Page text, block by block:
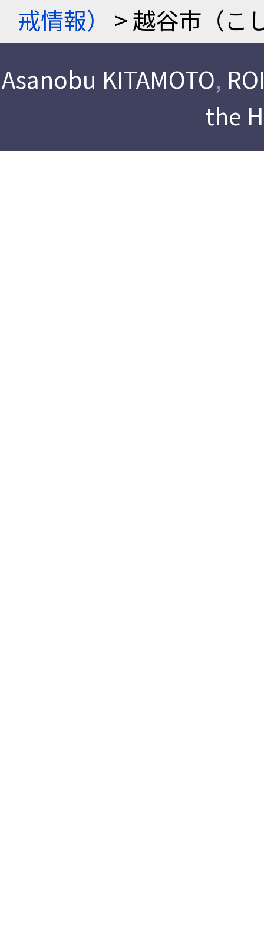
戒情報）
> 越谷市（こ
Asanobu KITAMOTO,
the